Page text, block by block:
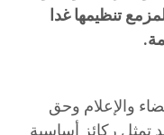
تنظيمها غدا
والإعلام وحق